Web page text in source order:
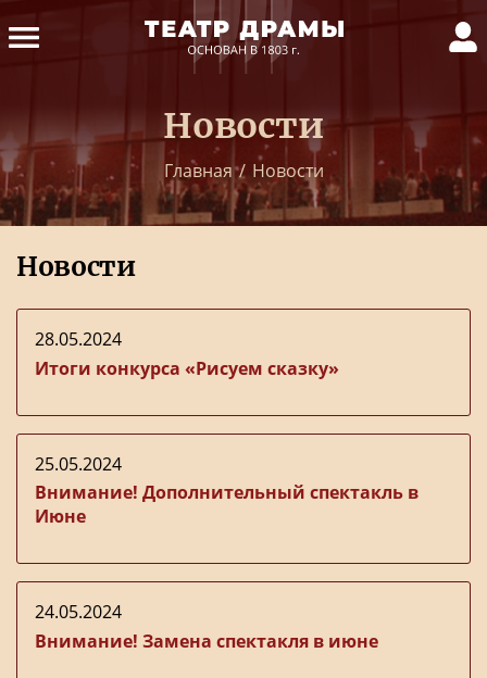
Новости
Главная / Новости
Новости
28.05.2024
Итоги конкурса «Рисуем сказку»
25.05.2024
Внимание! Дополнительный спектакль в
Июне
24.05.2024
Внимание! Замена спектакля в июне